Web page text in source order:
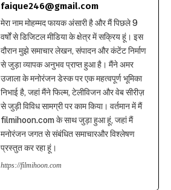
faique246@gmail.com
मेरा नाम मोहम्मद फायक अंसारी है और मैं पिछले 9
वर्षों से डिजिटल मीडिया के क्षेत्र में सक्रिय हूं। इस
दौरान मुझे समाचार लेखन, संपादन और कंटेंट निर्माण
से जुड़ा व्यापक अनुभव प्राप्त हुआ है। मैंने अमर
उजाला के मनोरंजन डेस्क पर एक महत्वपूर्ण भूमिका
निभाई है, जहां मैंने फिल्म, टेलीविजन और वेब सीरीज़
से जुड़ी विविध सामग्री पर काम किया। वर्तमान में मैं
filmihoon.com के साथ जुड़ा हुआ हूं, जहां मैं
मनोरंजन जगत से संबंधित समाचारऔर विश्लेषण
प्रस्तुत कर रहा हूं।
https://filmihoon.com